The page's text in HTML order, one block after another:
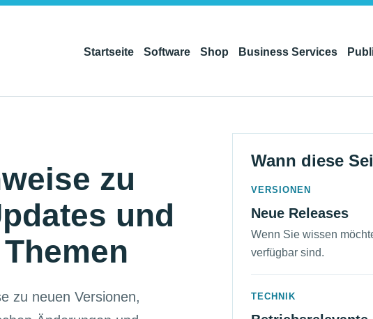
Startseite Software Shop Business Services
zu
und
zu neuen Versionen,
Wann diese
VERSIONEN
Neue Releases
Wenn Sie wissen
verfügbar sind.
TECHNIK